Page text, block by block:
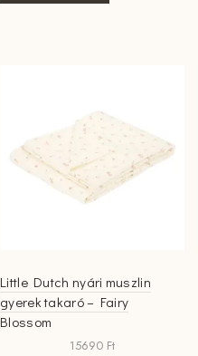
A
változatok
a
termékoldalon
Little Dutch nyári muszlin
gyerek takaró – Fairy
Blossom
15690 Ft